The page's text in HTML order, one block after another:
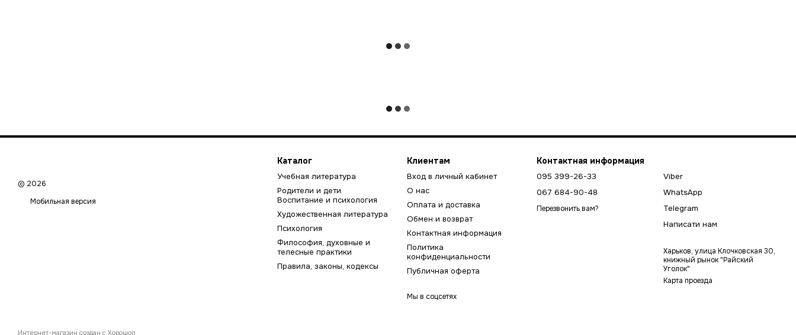
© 2026
Мобильная версия
Интернет-магазин создан с Хорошоп
Каталог
Учебная литература
Родители и дети.
Воспитание и психология
Художественная литература
Психология
Философия, духовные и
телесные практики
Правила, законы, кодексы
Клиентам
Вход в личный кабинет
О нас
Оплата и доставка
Обмен и возврат
Контактная информация
Политика
конфиденциальности
Публичная оферта
Мы в соцсетях
Контактная информация
095 399-26-33
067 684-90-48
Перезвонить вам?
Viber
WhatsApp
Telegram
Написати нам
Харьков, улица Клочковская 30,
книжный рынок "Райский
Уголок"
Карта проезда